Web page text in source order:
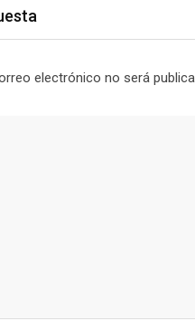
electrónico no será